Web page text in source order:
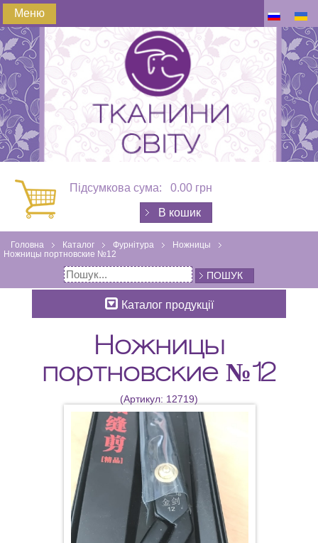
Меню
Підсумкова сума: 0.00 грн
В кошик
Головна Каталог Фурнітура
Ножницы
Ножницы портновские №12
ПОШУК
Каталог продукції
Ножницы
портновские №12
(Артикул: 12719)